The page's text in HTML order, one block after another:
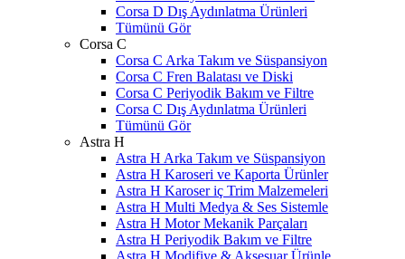
Corsa D Dış Aydınlatma Ürünleri
Tümünü Gör
Corsa C
Corsa C Arka Takım ve Süspansiyon
Corsa C Fren Balatası ve Diski
Corsa C Periyodik Bakım ve Filtre
Corsa C Dış Aydınlatma Ürünleri
Tümünü Gör
Astra H
Astra H Arka Takım ve Süspansiyon
Astra H Karoseri ve Kaporta Ürünler
Astra H Karoser iç Trim Malzemeleri
Astra H Multi Medya & Ses Sistemle
Astra H Motor Mekanik Parçaları
Astra H Periyodik Bakım ve Filtre
Astra H Modifiye & Aksesuar Ürünle